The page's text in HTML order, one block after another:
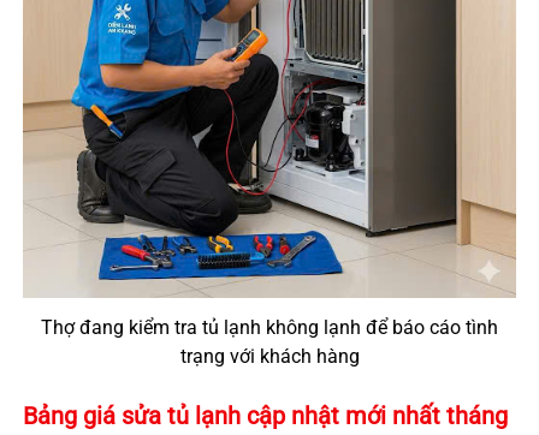
Thợ đang kiểm tra tủ lạnh không lạnh để báo cáo tình
trạng với khách hàng
Bảng giá sửa tủ lạnhcập nhật mới nhất tháng